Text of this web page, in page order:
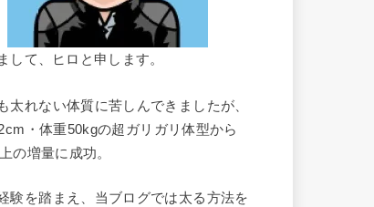
して、ヒロと申します。
太れない体質に苦しんできましたが、
・体重50kgの超ガリガリ体型から
の増量に成功。
験を踏まえ、当ブログでは太る方法を